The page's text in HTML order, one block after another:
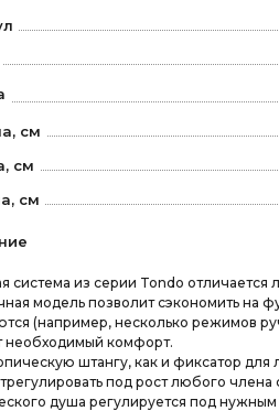
см
см
см
система из серии Tondo отличается
модель позволит сэкономить на
(например, несколько режимов
необходимый комфорт.
штангу, как и фиксатор
под рост любого
душа регулируется под